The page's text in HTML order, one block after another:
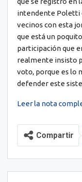
intendente Poletti
vecinos con esta
que está un
participación que
realmente insisto
voto, porque es lo
defender este
Leer la nota
Compartir